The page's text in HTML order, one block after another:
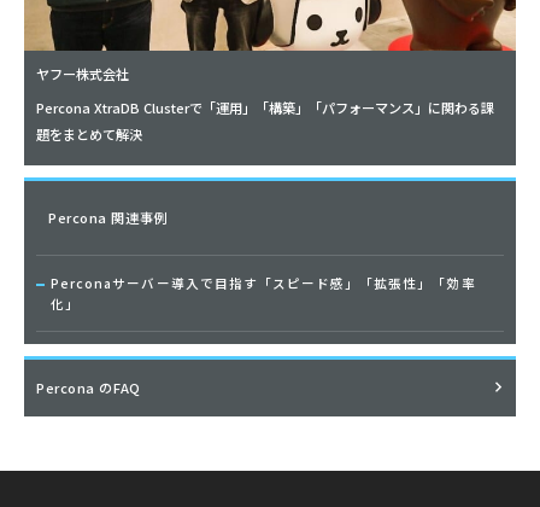
ヤフー株式会社
Percona XtraDB Clusterで「運用」「構築」「パフォーマンス」に関わる課
題をまとめて解決
Percona 関連事例
Perconaサーバー導入で目指す「スピード感」「拡張性」「効率
化」
Percona のFAQ